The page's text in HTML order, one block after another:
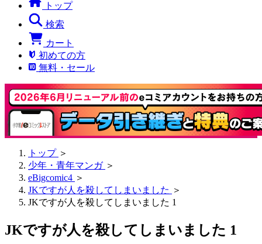
トップ
検索
カート
初めての方
無料・セール
トップ ＞
少年・青年マンガ ＞
eBigcomic4 ＞
JKですが人を殺してしまいました ＞
JKですが人を殺してしまいました 1
JKですが人を殺してしまいました 1